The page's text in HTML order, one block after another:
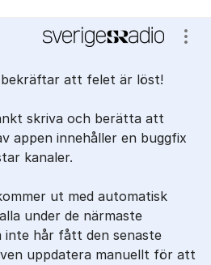
att felet är löst!
skriva och berätta att
appen innehåller en buggfix
kanaler.
ut med automatisk
under de närmaste
inte hår fått den senaste
uppdatera manuellt för att